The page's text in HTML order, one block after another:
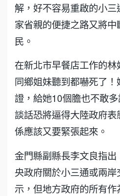
解，好不容易重啟的小
家省親的便捷之路又將
民。
在新北市早餐店工作的
同鄉姐妹聽到都嚇死了
證，給她10個膽也不敢
談話恐將逼得大陸政府
係應該又要緊張起來。
金門縣副縣長李文良指
央政府關於小三通或兩
示，但地方政府的所有